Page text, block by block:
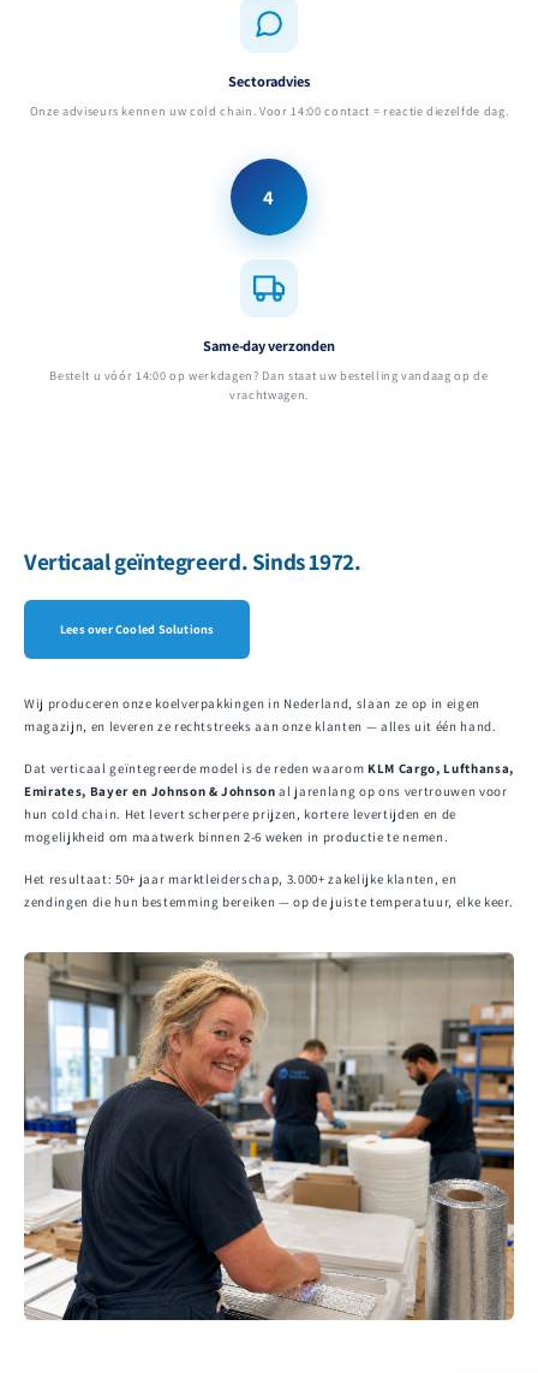
Sectoradvies
Onze adviseurs kennen uw cold chain. Voor 14:00 contact = reactie diezelfde dag.
4
Same-day verzonden
Bestelt u vóór 14:00 op werkdagen? Dan staat uw bestelling vandaag op de
vrachtwagen.
Verticaal geïntegreerd. Sinds 1972.
Lees over Cooled Solutions
Wij produceren onze koelverpakkingen in Nederland, slaan ze op in eigen
magazijn, en leveren ze rechtstreeks aan onze klanten — alles uit één hand.
Dat verticaal geïntegreerde model is de reden waarom KLM Cargo, Lufthansa,
Emirates, Bayer en Johnson & Johnson al jarenlang op ons vertrouwen voor
hun cold chain. Het levert scherpere prijzen, kortere levertijden en de
mogelijkheid om maatwerk binnen 2-6 weken in productie te nemen.
Het resultaat: 50+ jaar marktleiderschap, 3.000+ zakelijke klanten, en
zendingen die hun bestemming bereiken — op de juiste temperatuur, elke keer.